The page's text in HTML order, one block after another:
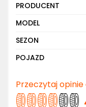
PRODUCENT
MODEL
SEZON
POJAZD
Przeczytaj opinie